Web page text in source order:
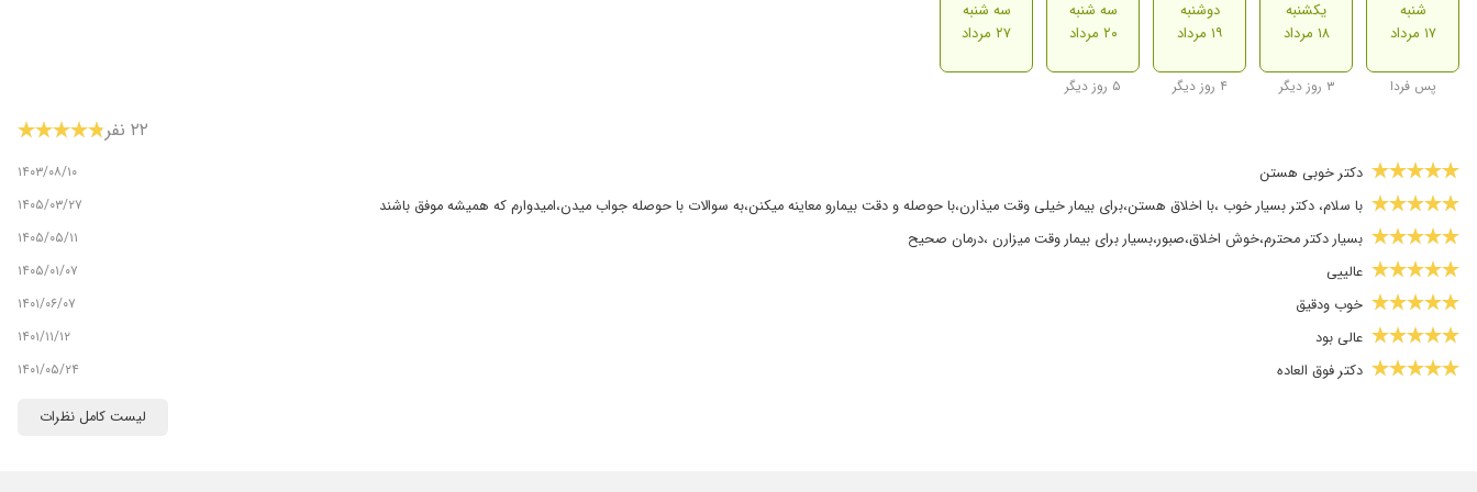
شنبه
۱۷ مرداد
پس فردا
یکشنبه
۱۸ مرداد
۳ روز دیگر
دوشنبه
۱۹ مرداد
۴ روز دیگر
سه شنبه
۲۰ مرداد
۵ روز دیگر
سه شنبه
۲۷ مرداد
۲۲ نفر
دکتر خوبی هستن ۱۴۰۳/۰۸/۱۰
با سلام، دکتر بسیار خوب ،با اخلاق هستن،برای بیمار خیلی وقت میذارن،با حوصله و دقت بیمارو معاینه میکنن،به سوالات با حوصله جواب میدن،امیدوارم که همیشه موفق باشند ۱۴۰۵/۰۳/۲۷
بسیار دکتر محترم،خوش اخلاق،صبور،بسیار برای بیمار وقت میزارن ،درمان صحیح ۱۴۰۵/۰۵/۱۱
عالییی ۱۴۰۵/۰۱/۰۷
خوب ودقیق ۱۴۰۱/۰۶/۰۷
عالی بود ۱۴۰۱/۱۱/۱۲
دکتر فوق العاده ۱۴۰۱/۰۵/۲۴
لیست کامل نظرات